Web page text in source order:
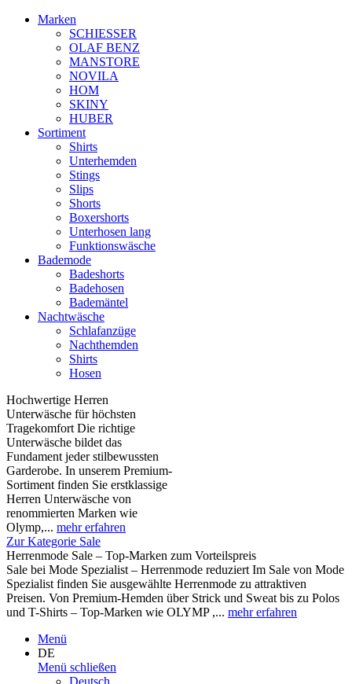
Marken
SCHIESSER
OLAF BENZ
MANSTORE
NOVILA
HOM
SKINY
HUBER
Sortiment
Shirts
Unterhemden
Stings
Slips
Shorts
Boxershorts
Unterhosen lang
Funktionswäsche
Bademode
Badeshorts
Badehosen
Bademäntel
Nachtwäsche
Schlafanzüge
Nachthemden
Shirts
Hosen
Hochwertige Herren
Unterwäsche für höchsten
Tragekomfort Die richtige
Unterwäsche bildet das
Fundament jeder stilbewussten
Garderobe. In unserem Premium-
Sortiment finden Sie erstklassige
Herren Unterwäsche von
renommierten Marken wie
Olymp,... mehr erfahren
Zur Kategorie Sale
Herrenmode Sale – Top-Marken zum Vorteilspreis
Sale bei Mode Spezialist – Herrenmode reduziert Im Sale von Mode
Spezialist finden Sie ausgewählte Herrenmode zu attraktiven
Preisen. Von Premium-Hemden über Strick und Sweat bis zu Polos
und T-Shirts – Top-Marken wie OLYMP ,... mehr erfahren
Menü
DE
Menü schließen
Deutsch